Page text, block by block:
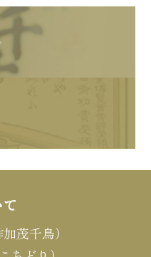
茂千鳥）